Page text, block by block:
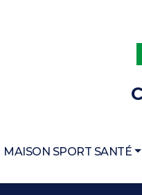
MAISON SPORT SANTÉ